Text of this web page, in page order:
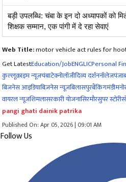
बड़ी उपलब्धि: चंबा के इन दो अध्यापकों को
शिक्षक सम्मान, एक पांगी में दे रहा सेवाएं
Web Title:motor vehicle act rules for
Get LatestEducation/JobENGLICPersonal
कुल्लूक्राइम न्यूजचंबाटेक्नोलॉजीदिव्य दर्शननॉलेज
बिजनेस आइडियाबिज़नेस न्यूज़बिलासपुरबैंकिंगमंडी
वायरल न्यूज़शिमलासरकारी योजनासिरमौरसुपर स्टोरी
pangi ghati dainik patrika
Published On: Apr 05, 2026 | 09:01 AM
Follow Us